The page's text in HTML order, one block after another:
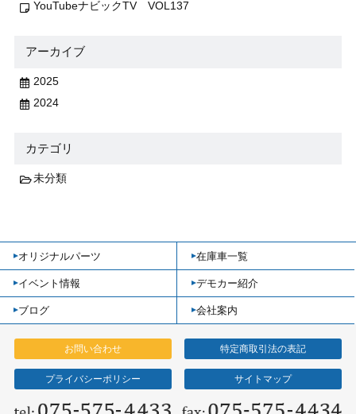
YouTubeナビックTV VOL137
アーカイブ
2025
2024
カテゴリ
未分類
オリジナルパーツ 在庫車一覧
イベント情報 デモカー紹介
ブログ 会社案内
お問い合わせ 特定商取引法の表記
プライバシーポリシー サイトマップ